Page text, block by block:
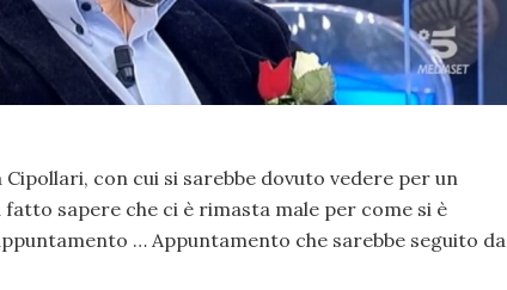
con cui si sarebbe dovuto vedere per un
fatto sapere che ci è rimasta male per come si è
… Appuntamento che sarebbe seguito da